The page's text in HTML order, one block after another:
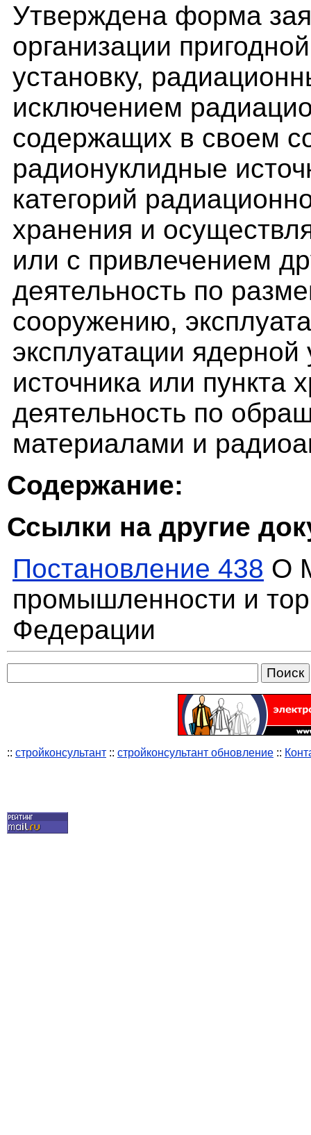
Утверждена форма
организации
установку,
исключением
содержащих в своем
радионуклидные
категорий
хранения и
или с привлечением
деятельность по
сооружению,
эксплуатации
источника или пункта
деятельность по
материалами и
Содержание:
Ссылки на другие
Постановление 438 О
промышленности и
Федерации
:: стройконсультант :: стройконсультант обновление ::